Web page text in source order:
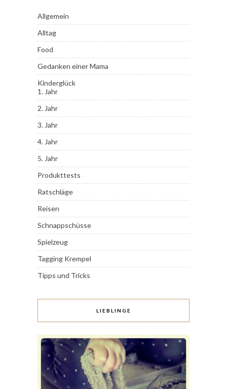
Allgemein
Alltag
Food
Gedanken einer Mama
Kinderglück
1. Jahr
2. Jahr
3. Jahr
4. Jahr
5. Jahr
Produkttests
Ratschläge
Reisen
Schnappschüsse
Spielzeug
Tagging Krempel
Tipps und Tricks
LIEBLINGE